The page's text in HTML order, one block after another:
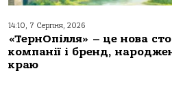
14:10, 7 Серпня, 2026
«ТернОпілля» – це нова
компанії і бренд,
краю